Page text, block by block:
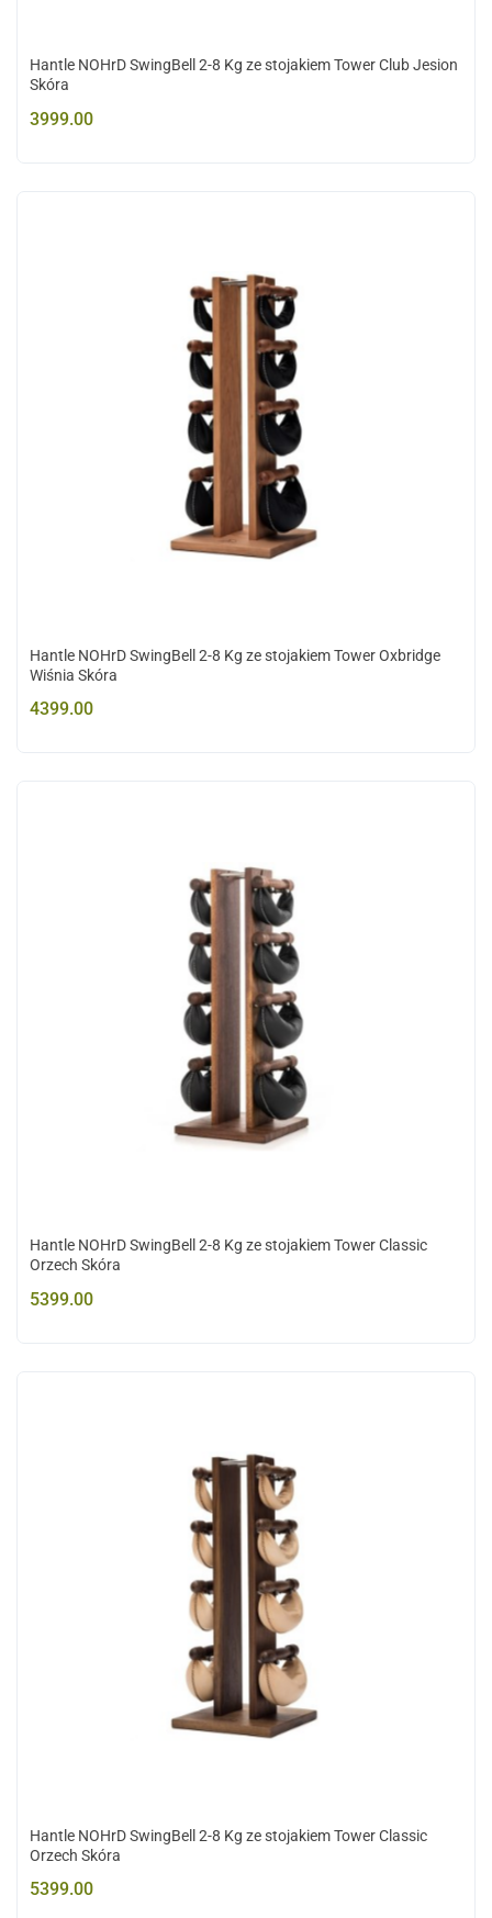
Hantle NOHrD SwingBell 2-8 Kg ze stojakiem Tower Club Jesion
Skóra
3999.00
Hantle NOHrD SwingBell 2-8 Kg ze stojakiem Tower Oxbridge
Wiśnia Skóra
4399.00
Hantle NOHrD SwingBell 2-8 Kg ze stojakiem Tower Classic
Orzech Skóra
5399.00
Hantle NOHrD SwingBell 2-8 Kg ze stojakiem Tower Classic
Orzech Skóra
5399.00